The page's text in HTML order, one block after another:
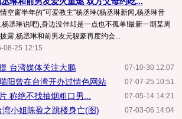
空窗半年的"可爱教主"杨丞琳(杨丞琳新闻,杨丞琳音
杨丞琳说吧),身边没伴却是一点也不孤单!最新一期某周
露,杨丞琳和前男友元骏豪再度约会...
08-25 12:15
07-10-30 12:07
台湾媒体关注大鹏
07-07-25 10:51
阳曾在台湾开办过情色网站
07-05-14 14:21
称绝不找抽烟粗口男...
07-03-06 14:04
小姐陈盈之跳楼身亡(图)